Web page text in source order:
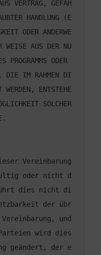
VERTRAG, GEFÄH
HANDLUNG (E
ODER ANDERWE
AUS DER NU
PROGRAMMS ODER
DIE IM RAHMEN DI
WERDEN, ENTSTEHE
SOLCHER
Vereinbarung
oder nicht d
dies nicht di
der übr
und
wird dies
geändert, der e